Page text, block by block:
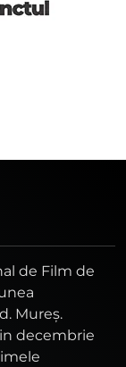
de Film de
Mureş.
decembrie